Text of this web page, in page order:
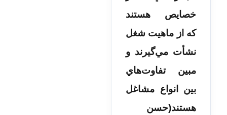
خصايص هستند
كه از ماهيت شغل
نشأت مي‌گيرند و
مبين تفاوت‌هاي
بين انواع مشاغل
هستند(حسن